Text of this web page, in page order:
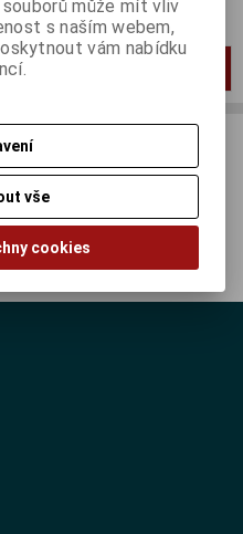
informováni o novinkách,
může mít vliv
s naším webem,
vám nabídku
vše
cookies